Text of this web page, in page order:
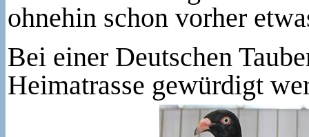
ohnehin schon vorher
Bei einer Deutschen
Heimatrasse gewürdigt